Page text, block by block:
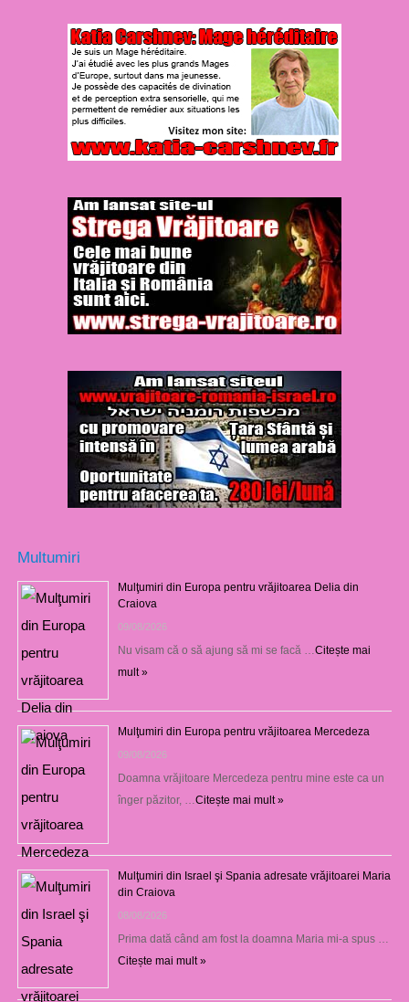
Multumiri
Mulţumiri din Europa pentru vrăjitoarea Delia din
Craiova
09/08/2026
Nu visam că o să ajung să mi se facă … Citește mai
mult »
Mulţumiri din Europa pentru vrăjitoarea Mercedeza
09/08/2026
Doamna vrăjitoare Mercedeza pentru mine este ca un
înger păzitor, … Citește mai mult »
Mulţumiri din Israel şi Spania adresate vrăjitoarei Maria
din Craiova
08/08/2026
Prima dată când am fost la doamna Maria mi-a spus …
Citește mai mult »